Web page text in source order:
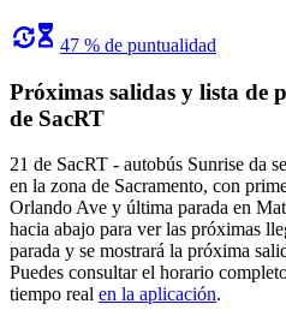
47 % de puntualidad
Próximas salidas y lista de
de SacRT
21 de SacRT - autobús Sunrise da
en la zona de Sacramento, con
Orlando Ave y última parada en
hacia abajo para ver las próximas
parada y se mostrará la próxima
Puedes consultar el horario
tiempo real en la aplicación.